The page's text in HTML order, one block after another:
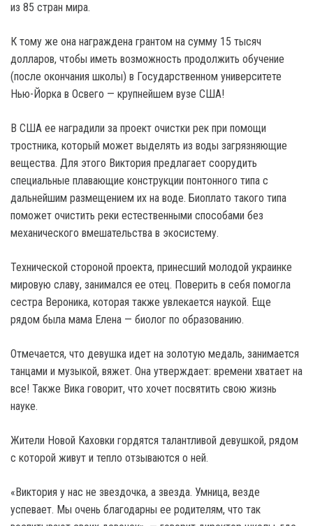
из 85 стран мира.
К тому же она награждена грантом на сумму 15 тысяч
долларов, чтобы иметь возможность продолжить обучение
(после окончания школы) в Государственном университете
Нью-Йорка в Освего — крупнейшем вузе США!
В США ее наградили за проект очистки рек при помощи
тростника, который может выделять из воды загрязняющие
вещества. Для этого Виктория предлагает соорудить
специальные плавающие конструкции понтонного типа с
дальнейшим размещением их на воде. Биоплато такого типа
поможет очистить реки естественными способами без
механического вмешательства в экосистему.
Технической стороной проекта, принесший молодой украинке
мировую славу, занимался ее отец. Поверить в себя помогла
сестра Вероника, которая также увлекается наукой. Еще
рядом была мама Елена — биолог по образованию.
Отмечается, что девушка идет на золотую медаль, занимается
танцами и музыкой, вяжет. Она утверждает: времени хватает на
все! Также Вика говорит, что хочет посвятить свою жизнь
науке.
Жители Новой Каховки гордятся талантливой девушкой, рядом
с которой живут и тепло отзываются о ней.
«Виктория у нас не звездочка, а звезда. Умница, везде
успевает. Мы очень благодарны ее родителям, что так